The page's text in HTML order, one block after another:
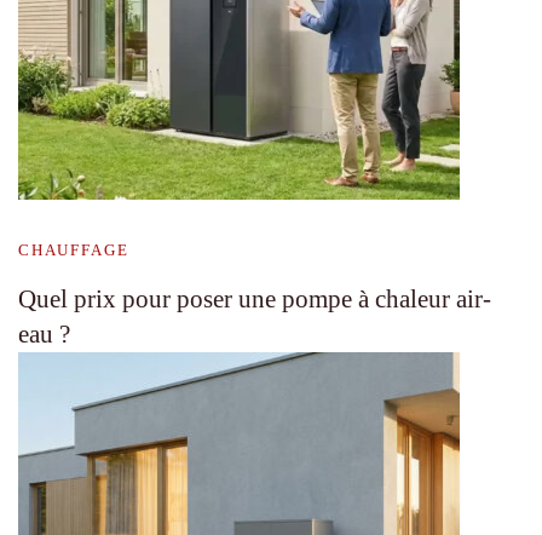
CHAUFFAGE
Quel prix pour poser une pompe à chaleur air-
eau ?